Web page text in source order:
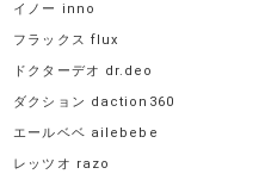
イノー inno
フラックス flux
ドクターデオ dr.deo
ダクション daction360
エールベベ ailebebe
レッツオ razo